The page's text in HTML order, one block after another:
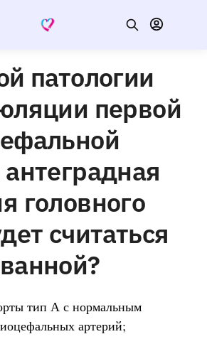
патологии
первой
головного
считаться
тип А с нормальным
артерий;